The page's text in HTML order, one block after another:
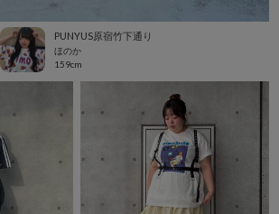
PUNYUS原宿竹下通り
ほのか
159cm